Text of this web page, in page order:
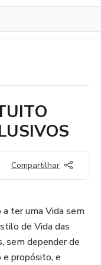
Compartilhar
a ter uma Vida sem
de Vida das
sem depender de
e propósito, e